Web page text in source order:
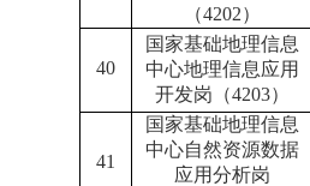
（4202）
40
国家基础地理信息
中心地理信息应用
开发岗（4203）
41
国家基础地理信息
中心自然资源数据
应用分析岗